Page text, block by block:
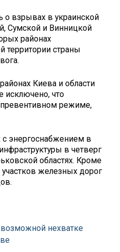
о взрывах в украинской
Сумской и Винницкой
районах
территории страны
Киева и области
исключено, что
режиме,
с энергоснабжением в
в четверг
областях. Кроме
участков железных дорог
возможной нехватке